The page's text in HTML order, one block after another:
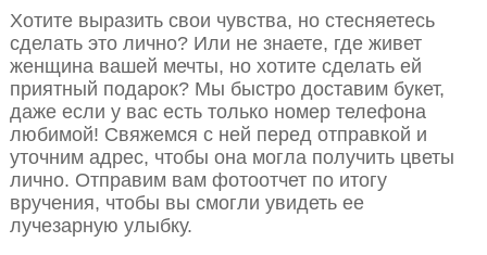
Хотите выразить свои чувства, но стесняетесь
сделать это лично? Или не знаете, где живет
женщина вашей мечты, но хотите сделать ей
приятный подарок? Мы быстро доставим букет,
даже если у вас есть только номер телефона
любимой! Свяжемся с ней перед отправкой и
уточним адрес, чтобы она могла получить цветы
лично. Отправим вам фотоотчет по итогу
вручения, чтобы вы смогли увидеть ее
лучезарную улыбку.